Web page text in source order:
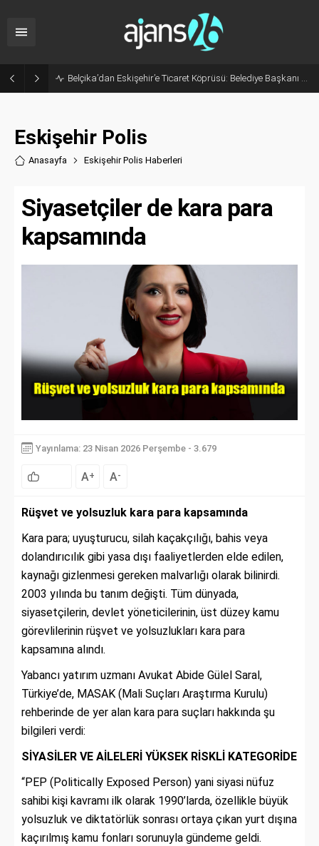
Eskişehir’in Gururu Elif Ertek Millî Takım Kampına Davet Edildi!
Eskişehir Polis
Anasayfa Eskişehir Polis Haberleri
Siyasetçiler de kara para
kapsamında
Yayınlama: 23 Nisan 2026 Perşembe - 3.679
A+ A-
Rüşvet ve yolsuzluk kara para kapsamında
Kara para; uyuşturucu, silah kaçakçılığı, bahis veya
dolandırıcılık gibi yasa dışı faaliyetlerden elde edilen,
kaynağı gizlenmesi gereken malvarlığı olarak bilinirdi.
2003 yılında bu tanım değişti. Tüm dünyada,
siyasetçilerin, devlet yöneticilerinin, üst düzey kamu
görevlilerinin rüşvet ve yolsuzlukları kara para
kapsamına alındı.
Yabancı yatırım uzmanı Avukat Abide Gülel Saral,
Türkiye’de, MASAK (Mali Suçları Araştırma Kurulu)
rehberinde de yer alan kara para suçları hakkında şu
bilgileri verdi:
SİYASİLER VE AİLELERİ YÜKSEK RİSKLİ KATEGORİDE
“PEP (Politically Exposed Person) yani siyasi nüfuz
sahibi kişi kavramı ilk olarak 1990’larda, özellikle büyük
yolsuzluk ve diktatörlük sonrası ortaya çıkan yurt dışına
kaçırılmış kamu fonları sorunuyla gündeme geldi.